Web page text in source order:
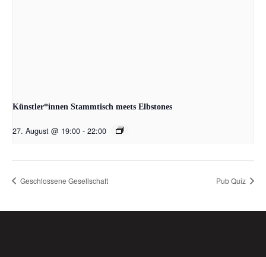
Künstler*innen Stammtisch meets Elbstones
27. August @ 19:00 - 22:00
Geschlossene Gesellschaft Pub Quiz